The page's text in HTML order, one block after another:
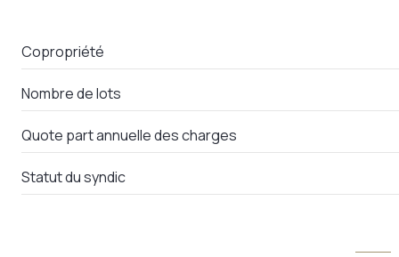
Copropriété
Nombre de lots
Quote part annuelle des charges
Statut du syndic